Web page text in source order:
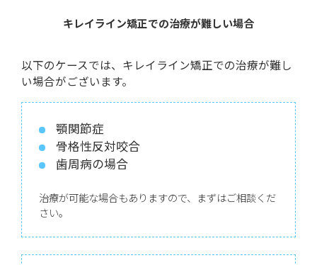
キレイライン矯正での治療が難しい場合
以下のケースでは、キレイライン矯正での治療が難し
い場合がございます。
顎関節症
骨格性反対咬合
歯周病の場合
治療が可能な場合もありますので、まずはご相談くだ
さい。